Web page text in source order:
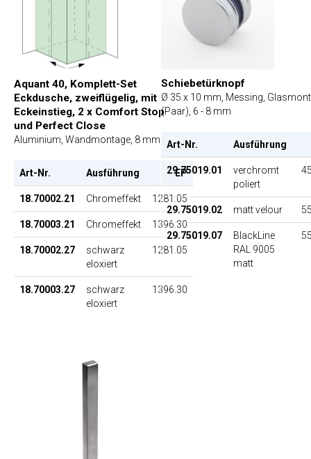
Aquant 40, Komplett-Set
Eckdusche, zweiflügelig, mit
Eckeinstieg, 2 x Comfort Stop
und Perfect Close
Aluminium, Wandmontage, 8 mm
Art-Nr. Ausführung EP
18.70002.21 Chromeffekt 1281.05
18.70003.21 Chromeffekt 1396.30
18.70002.27
schwarz
eloxiert
1281.05
18.70003.27
schwarz
eloxiert
1396.30
Schiebetürknopf
Ø 35 x 10 mm, Messing,
(Paar), 6 - 8 mm
Art-Nr. Ausführung
29.75019.01
verchromt
poliert
29.75019.02 matt velour
29.75019.07
BlackLine
RAL 9005
matt